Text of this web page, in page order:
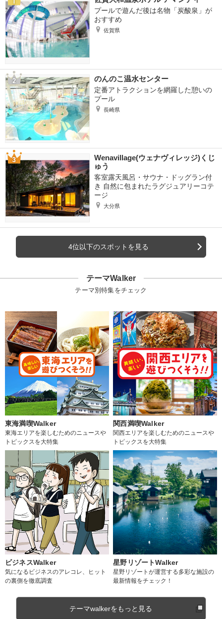
プールで遊んだ後は名物「炭酸泉」が
おすすめ
佐賀県
のんのこ温水センター
定番アトラクションを網羅した憩いの
プール
長崎県
Wenavillage(ウェナヴィレッジ)くじ
ゅう
客室露天風呂・サウナ・ドッグラン付
き 自然に包まれたラグジュアリーコテ
ージ
大分県
4位以下のスポットを見る
テーマWalker
テーマ別特集をチェック
東海満喫Walker
東海エリアを楽しむためのニュースや
トピックスを大特集
関西満喫Walker
関西エリアを楽しむためのニュースや
トピックスを大特集
ビジネスWalker
気になるビジネスのアレコレ、ヒット
の裏側を徹底調査
星野リゾートWalker
星野リゾートが運営する多彩な施設の
最新情報をチェック！
テーマwalkerをもっと見る